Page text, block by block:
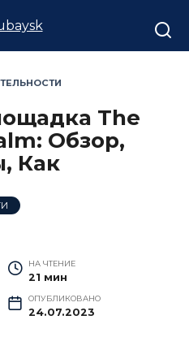
The
Обзор,
Как
НА ЧТЕНИЕ
21 мин
ОПУБЛИКОВАНО
24.07.2023